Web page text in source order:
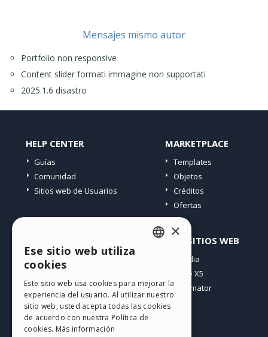
Mensajes mismo autor
Portfolio non responsive
Content slider formati immagine non supportati
2025.1.6 disastro
HELP CENTER
Guías
Comunidad
Sitios web de Usuarios
MARKETPLACE
Templates
Objetos
Créditos
Ofertas
Mis post
Mis download
Espacio Web
Mis Créditos
OTROS SITIOS WEB
Incomedia
WebSite X5
WebAnimator
GERMAN
SPANISH
×
Ese sitio web utiliza
cookies
Este sitio web usa cookies para mejorar la
experiencia del usuario. Al utilizar nuestro
sitio web, usted acepta todas las cookies
de acuerdo con nuestra Política de
cookies. Más información